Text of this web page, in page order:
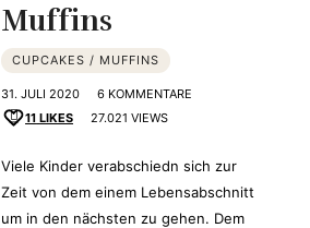
Muffins
CUPCAKES / MUFFINS
31. JULI 2020
6 KOMMENTARE
11 LIKES 27.021 VIEWS
Viele Kinder verabschiedn sich zur
Zeit von dem einem Lebensabschnitt
um in den nächsten zu gehen. Dem